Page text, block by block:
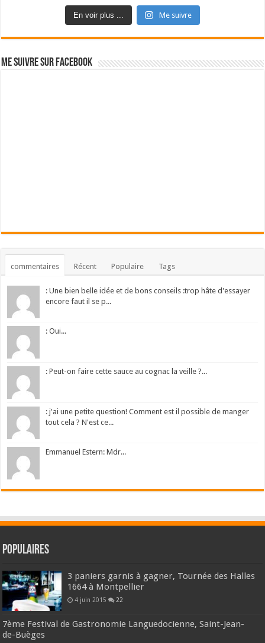
En voir plus ... Me suivre
Me suivre sur Facebook
commentaires Récent Populaire Tags
: Une bien belle idée et de bons conseils :trop hâte d'essayer
encore faut il se p...
: Oui...
: Peut-on faire cette sauce au cognac la veille ?...
: j'ai une petite question! Comment est il possible de manger
tout cela ? N'est ce...
Emmanuel Estern: Mdr...
Populaires
3 paniers garnis à gagner, Tournée des Halles
1664 à Montpellier
4 juin 2015 22
7ème Festival de Gastronomie Languedocienne, Saint-Jean-
de-Buèges